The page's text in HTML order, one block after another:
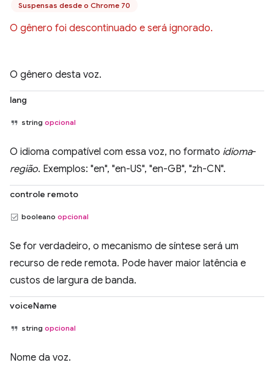
Suspensas desde o Chrome 70
O gênero foi descontinuado e será ignorado.
O gênero desta voz.
lang
string opcional
O idioma compatível com essa voz, no formato idioma-
região. Exemplos: "en", "en-US", "en-GB", "zh-CN".
controle remoto
booleano opcional
Se for verdadeiro, o mecanismo de síntese será um
recurso de rede remota. Pode haver maior latência e
custos de largura de banda.
voiceName
string opcional
Nome da voz.